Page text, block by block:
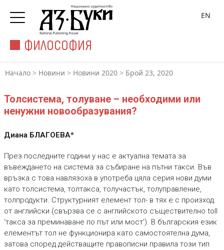
ФИЛОСОФИЯ
EN
Начало > Новини > Новини 2020 > Брой 23, 2020
Толсистема, толуване – необходими или
ненужни новообразувания?
Диана БЛАГОЕВА*
През последните години у нас е актуална темата за
въвеждането на система за събиране на пътни такси. Във
връзка с това навлязоха в употреба цяла серия нови думи
като толсистема, толтакса, толучастък, толуправление,
толпродукти. Структурният елемент тол- в тях е с произход
от английски (свързва се с английското съществително toll
‘такса за преминаване по път или мост’). В българския език
елементът тол не функционира като самостоятелна дума,
затова според действащите правописни правила този тип